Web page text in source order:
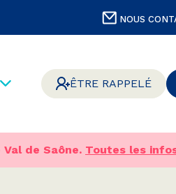
NOUS
ÊTRE RAPPELÉ
de Saône. Toutes les